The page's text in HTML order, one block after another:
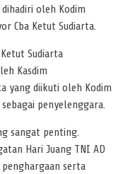
oleh Kodim
Cba Ketut Sudiarta.
Sudiarta
Kasdim
yang diikuti oleh Kodim
penyelenggara.
sangat penting.
Hari Juang TNI AD
serta